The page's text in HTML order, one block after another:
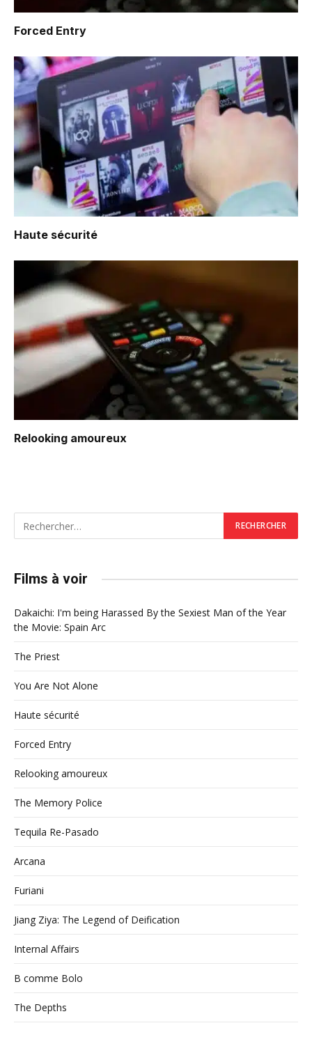
Forced Entry
Haute sécurité
Relooking amoureux
Films à voir
Dakaichi: I'm being Harassed By the Sexiest Man of the Year
the Movie: Spain Arc
The Priest
You Are Not Alone
Haute sécurité
Forced Entry
Relooking amoureux
The Memory Police
Tequila Re-Pasado
Arcana
Furiani
Jiang Ziya: The Legend of Deification
Internal Affairs
B comme Bolo
The Depths